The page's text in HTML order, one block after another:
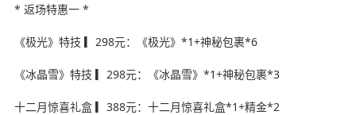
* 返场特惠一 *
《极光》特技 ▎298元：《极光》*1+神秘包裹*6
《冰晶雪》特技 ▎298元：《冰晶雪》*1+神秘包裹*3
十二月惊喜礼盒 ▎388元：十二月惊喜礼盒*1+精金*2